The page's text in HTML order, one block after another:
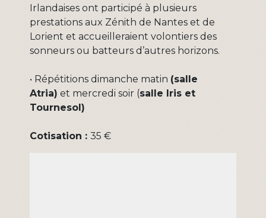
Irlandaises ont participé à plusieurs
prestations aux Zénith de Nantes et de
Lorient et accueilleraient volontiers des
sonneurs ou batteurs d’autres horizons.
• Répétitions dimanche matin (salle
Atria) et mercredi soir (salle Iris et
Tournesol)
Cotisation : 35 €